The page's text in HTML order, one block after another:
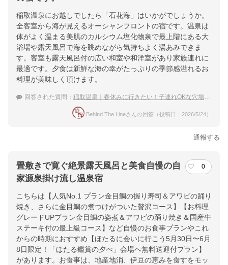
伊豆稲取駅より徒歩にて１５分／お車にて５分
提供：楽天トラベル
楽天トラベルで
ホテル詳細を詳しく見る
稲取温泉にお越しでしたら「石花海」はいかがでしょうか。
全客室から海が見えるオーシャンフロントの宿です。温泉は
体がよく温まる美肌のカルシウム塩化物泉で最上階にある大
浴場や露天風呂で海を眺めながら気持ちよく湯あみできま
す。客室も露天風呂付の広い和室や和洋室があり家族連れに
最適です。夕食は新鮮な海の幸がたっぷりの季節感溢れるお
料理が美味しく頂けます。
回答された質問： 稲取温泉｜春休みに行きたい！子連れOKな穴場の宿のおすすめは？
Behind The Lineさんの回答（投稿日：2026/5/24）
通報する
畳敷きで寛ぐ絶景露天風呂と美食自慢の自
家源泉掛け流し温泉宿
0
こちらは【人気No.1 プラン金目鯛の握り寿司＆アワビの踊り
焼き、さらに金目鯛の煮つけがついた贅沢コース】【お料理
グレードUPプラン金目鯛の姿煮＆アワビの踊り焼き＆国産牛
ステーキ付の最上級コース】など自慢のお食事プランやこれ
からの時期におすすめ【ほたるに会いに行こう5月30日〜6月
8日限定！「ほたる鑑賞の夕べ」会場へ無料送迎付プラン】
があります。お食事は、地産地消、伊豆の恵みを食すをモッ